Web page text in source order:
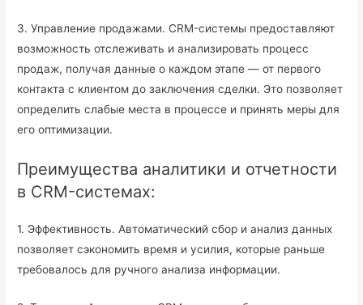
3. Управление продажами. CRM-системы предоставляют
возможность отслеживать и анализировать процесс
продаж, получая данные о каждом этапе — от первого
контакта с клиентом до заключения сделки. Это позволяет
определить слабые места в процессе и принять меры для
его оптимизации.
Преимущества аналитики и отчетности
в CRM-системах:
1. Эффективность. Автоматический сбор и анализ данных
позволяет сэкономить время и усилия, которые раньше
требовалось для ручного анализа информации.